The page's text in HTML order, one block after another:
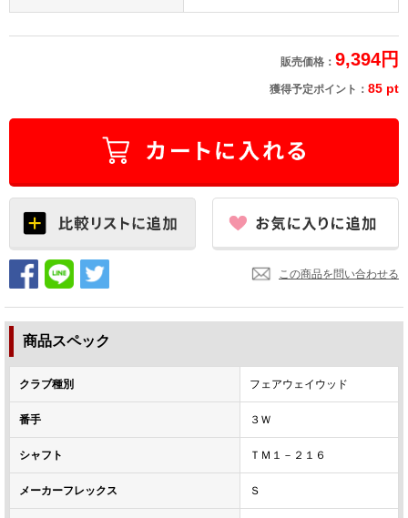
販売価格： 9,394円
獲得予定ポイント： 85 pt
この商品を問い合わせる
商品スペック
クラブ種別 フェアウェイウッド
番手 ３Ｗ
シャフト ＴＭ１－２１６
メーカーフレックス Ｓ